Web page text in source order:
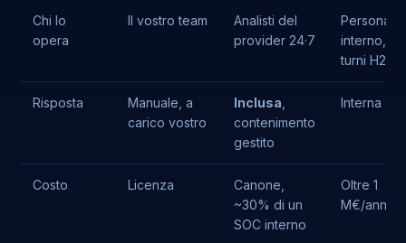
Chi lo
opera
Il vostro team
Analisti del
provider 24·7
Personale
interno,
turni H24
Risposta
Manuale, a
carico vostro
Inclusa
contenimento
gestito
Interna
Costo Licenza
Canone,
~30% di un
SOC interno
Oltre 1
M€/anno